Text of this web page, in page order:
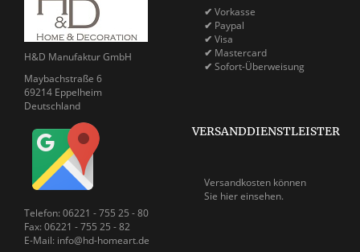
H&D Manufaktur GmbH
Maybachstraße 6
69214 Eppelheim
Deutschland
Telefon: 06221 - 755 25 - 80
Fax: 06221 - 755 25 - 82
E-Mail: info@hd-homeart.de
✔ Vorkasse
✔ Paypal
✔ Visa
✔ Mastercard
✔ Sofort-Überweisung
VERSANDDIENSTLEISTER
Versandkosten können
Sie hier einsehen.